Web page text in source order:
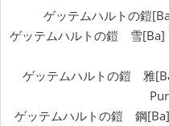
ゲッテムハルトの鎧
ゲッテムハルトの鎧 雪
ゲッテムハルトの鎧 雅
ゲッテムハルトの鎧 鋼